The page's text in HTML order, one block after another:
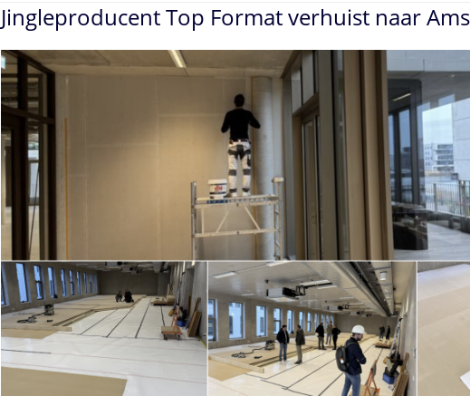
Jingleproducent Top Format verhuist naar